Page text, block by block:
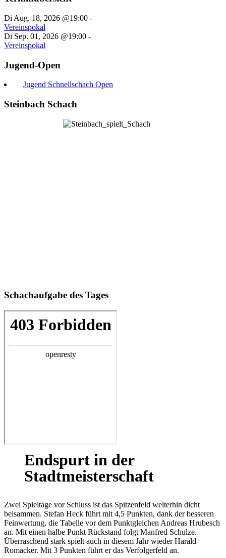
Di Aug. 18, 2026 @19:00 -
Vereinspokal
Di Sep. 01, 2026 @19:00 -
Vereinspokal
Jugend-Open
Jugend Schnellschach Open
Steinbach Schach
Schachaufgabe des Tages
Endspurt in der
Stadtmeisterschaft
Zwei Spieltage vor Schluss ist das Spitzenfeld weiterhin dicht
beisammen. Stefan Heck führt mit 4,5 Punkten, dank der besseren
Feinwertung, die Tabelle vor dem Punktgleichen Andreas Hrubesch
an. Mit einen halbe Punkt Rückstand folgt Manfred Schulze.
Überraschend stark spielt auch in diesem Jahr wieder Harald
Romacker. Mit 3 Punkten führt er das Verfolgerfeld an.